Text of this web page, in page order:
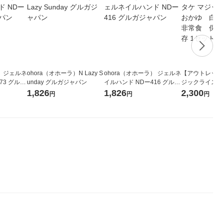
ジェルネohora（オホーラ）N Lazy S
unday グルガジャパン
1,826円
ohora（オホーラ） ジェルネ
イルハンド NDー416 グルガ
ジャパン
1,826円
【アウトレッ
ジックライ
がゆ 42g 非
食 長期保存
2,300円